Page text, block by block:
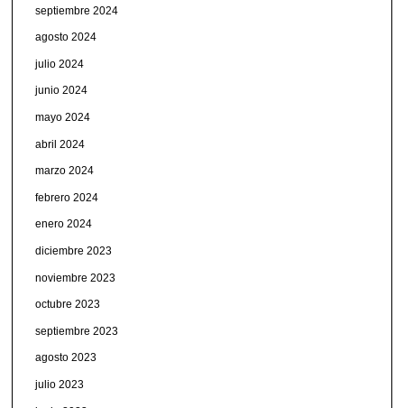
septiembre 2024
agosto 2024
julio 2024
junio 2024
mayo 2024
abril 2024
marzo 2024
febrero 2024
enero 2024
diciembre 2023
noviembre 2023
octubre 2023
septiembre 2023
agosto 2023
julio 2023